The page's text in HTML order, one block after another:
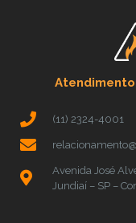
(11) 2324-4001
Avenida José
Jundiaí – SP –